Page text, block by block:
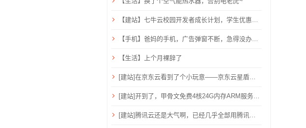
【建站】七牛云校园开发者成长计划，学生优惠，需验证学生邮箱
【手机】爸妈的手机，广告弹窗不断，急得没办法只能关机重启？用ADB卸载快应用框架！
【生活】上个月裸辞了
[建站]在京东云看到了个小玩意——京东云星盾安全加速。
[建站]开到了，甲骨文免费4核24G内存ARM服务器~
[建站]腾讯云还是大气啊，已经几乎全部用腾讯云了！